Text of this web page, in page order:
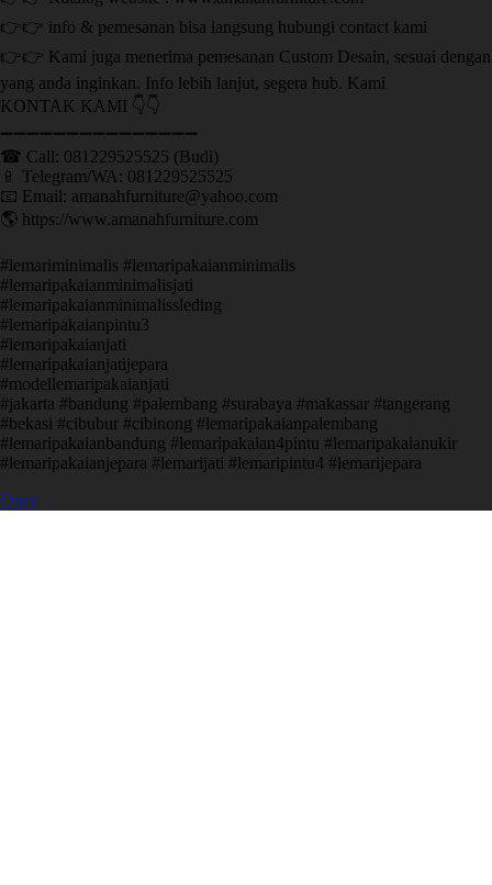
👉👉 info & pemesanan bisa langsung hubungi contact kami
👉👉 Kami juga menerima pemesanan Custom Desain, sesuai dengan
yang anda inginkan. Info lebih lanjut, segera hub. Kami
KONTAK KAMI 👇👇
➖➖➖➖➖➖➖➖➖➖➖➖➖➖➖ ㅤ
☎ Call: 081229525525 (Budi)
📱 Telegram/WA: 081229525525
📧 Email: amanahfurniture@yahoo.com
🌎 https://www.amanahfurniture.com
#lemariminimalis #lemaripakaianminimalis
#lemaripakaianminimalisjati
#lemaripakaianminimalissleding
#lemaripakaianpintu3
#lemaripakaianjati
#lemaripakaianjatijepara
#modellemaripakaianjati
#jakarta #bandung #palembang #surabaya #makassar #tangerang
#bekasi #cibubur #cibinong #lemaripakaianpalembang
#lemaripakaianbandung #lemaripakaian4pintu #lemaripakaianukir
#lemaripakaianjepara #lemarijati #lemaripintu4 #lemarijepara
Open